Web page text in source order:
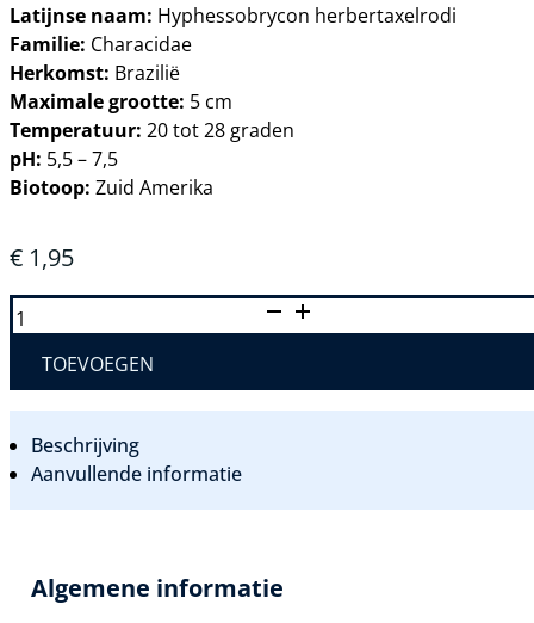
Latijnse naam: Hyphessobrycon herbertaxelrodi
Familie: Characidae
Herkomst: Brazilië
Maximale grootte: 5 cm
Temperatuur: 20 tot 28 graden
pH: 5,5 – 7,5
Biotoop: Zuid Amerika
€ 1,95
HYPHESSOBRYCON
HERBERTAXELRODI
ZWARTE
TOEVOEGEN
Beschrijving
Aanvullende informatie
Algemene informatie